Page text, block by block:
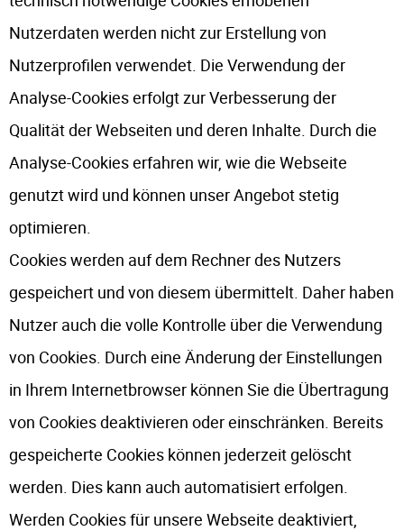
Nutzerdaten werden nicht zur Erstellung von
Nutzerprofilen verwendet. Die Verwendung der
Analyse-Cookies erfolgt zur Verbesserung der
Qualität der Webseiten und deren Inhalte. Durch die
Analyse-Cookies erfahren wir, wie die Webseite
genutzt wird und können unser Angebot stetig
optimieren.
Cookies werden auf dem Rechner des Nutzers
gespeichert und von diesem übermittelt. Daher haben
Nutzer auch die volle Kontrolle über die Verwendung
von Cookies. Durch eine Änderung der Einstellungen
in Ihrem Internetbrowser können Sie die Übertragung
von Cookies deaktivieren oder einschränken. Bereits
gespeicherte Cookies können jederzeit gelöscht
werden. Dies kann auch automatisiert erfolgen.
Werden Cookies für unsere Webseite deaktiviert,